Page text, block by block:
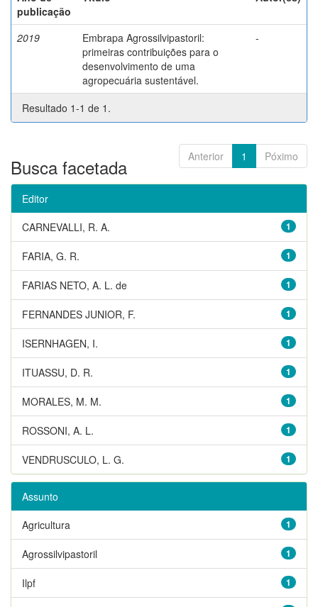
publicação
2019
Embrapa Agrossilvipastoril:
primeiras contribuições para o
desenvolvimento de uma
agropecuária sustentável.
-
Resultado 1-1 de 1.
Anterior 1 Póximo
Busca facetada
Editor
1
CARNEVALLI, R. A.
1
FARIA, G. R.
1
FARIAS NETO, A. L. de
1
FERNANDES JUNIOR, F.
1
ISERNHAGEN, I.
1
ITUASSU, D. R.
1
MORALES, M. M.
1
ROSSONI, A. L.
1
VENDRUSCULO, L. G.
Assunto
1
Agricultura
1
Agrossilvipastoril
1
Ilpf